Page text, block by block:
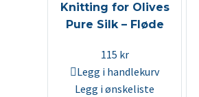
Knitting for Olives
Pure Silk – Fløde
115 kr
Legg i handlekurv
Legg i ønskeliste